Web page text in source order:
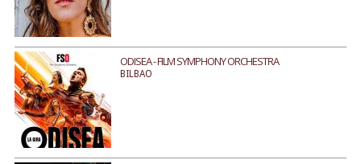
ODISEA - FILM SYMPHONY ORCHESTRA
BILBAO